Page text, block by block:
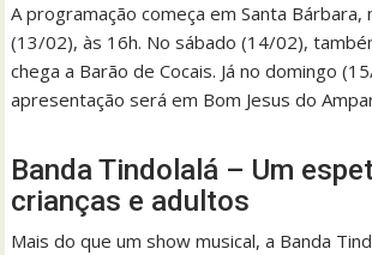
A programação começa em Santa Bárbara,
(13/02), às 16h. No sábado (14/02),
chega a Barão de Cocais. Já no domingo
apresentação será em Bom Jesus do
Banda Tindolalá – Um
crianças e adultos
Mais do que um show musical, a Banda